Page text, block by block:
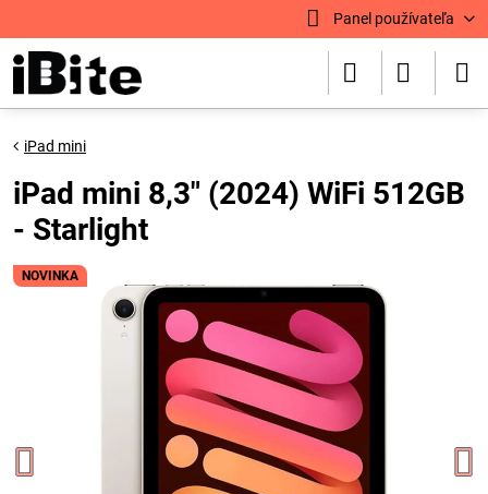
Panel používateľa
NOVINKA
iPad mini
iPad mini 8,3" (2024) WiFi 512GB
- Starlight